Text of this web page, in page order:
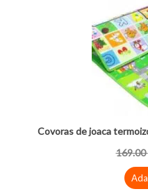
Covoras de joaca
169.00